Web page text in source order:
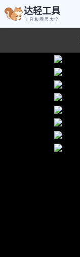
达轻工具
工具和图表大全